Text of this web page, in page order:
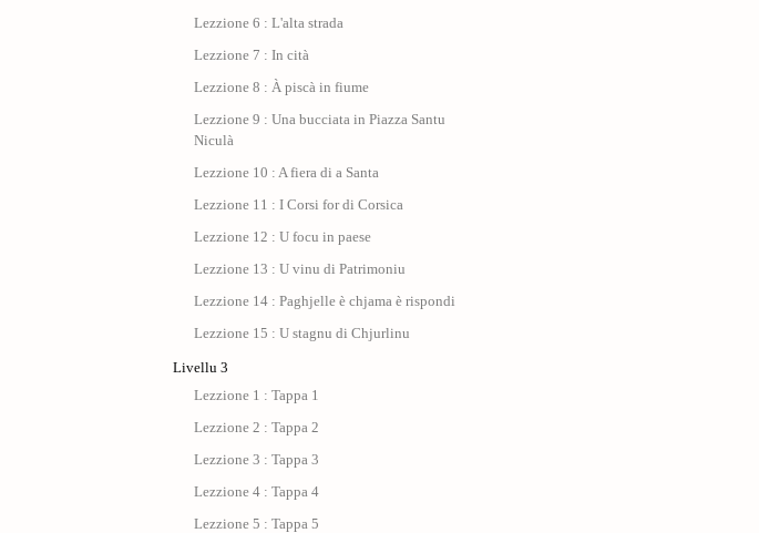
Lezzione 6 : L'alta strada
Lezzione 7 : In cità
Lezzione 8 : À piscà in fiume
Lezzione 9 : Una bucciata in Piazza Santu
Niculà
Lezzione 10 : A fiera di a Santa
Lezzione 11 : I Corsi for di Corsica
Lezzione 12 : U focu in paese
Lezzione 13 : U vinu di Patrimoniu
Lezzione 14 : Paghjelle è chjama è rispondi
Lezzione 15 : U stagnu di Chjurlinu
Livellu 3
Lezzione 1 : Tappa 1
Lezzione 2 : Tappa 2
Lezzione 3 : Tappa 3
Lezzione 4 : Tappa 4
Lezzione 5 : Tappa 5